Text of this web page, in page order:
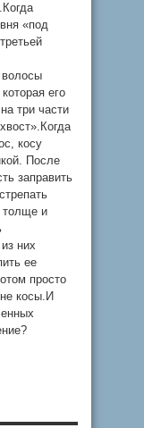
«под
волосы
его
три части
косу
После
заправить
толще и
них
ее
просто
косы.И